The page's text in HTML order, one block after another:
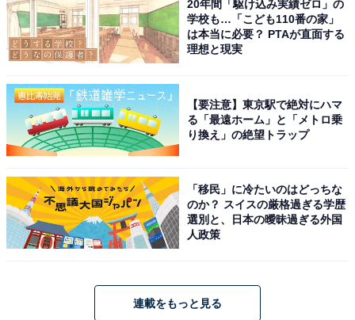
20年間「駆け込み実績ゼロ」の
学校も…「こども110番の家」
は本当に必要？ PTAが直面する
理想と現実
【要注意】東京駅で絶対にハマ
る「最遠ホーム」と「メトロ乗
り換え」の絶望トラップ
「移民」に冷たいのはどっちな
のか？ スイスの厳格過ぎる学歴
選別と、日本の曖昧過ぎる外国
人政策
連載をもっと見る